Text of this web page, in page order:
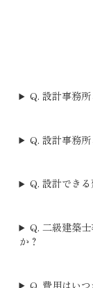
Q. 設計事務
Q. 設計事務
Q. 設計でき
Q. 二級建築
か？
Q. 費用はい